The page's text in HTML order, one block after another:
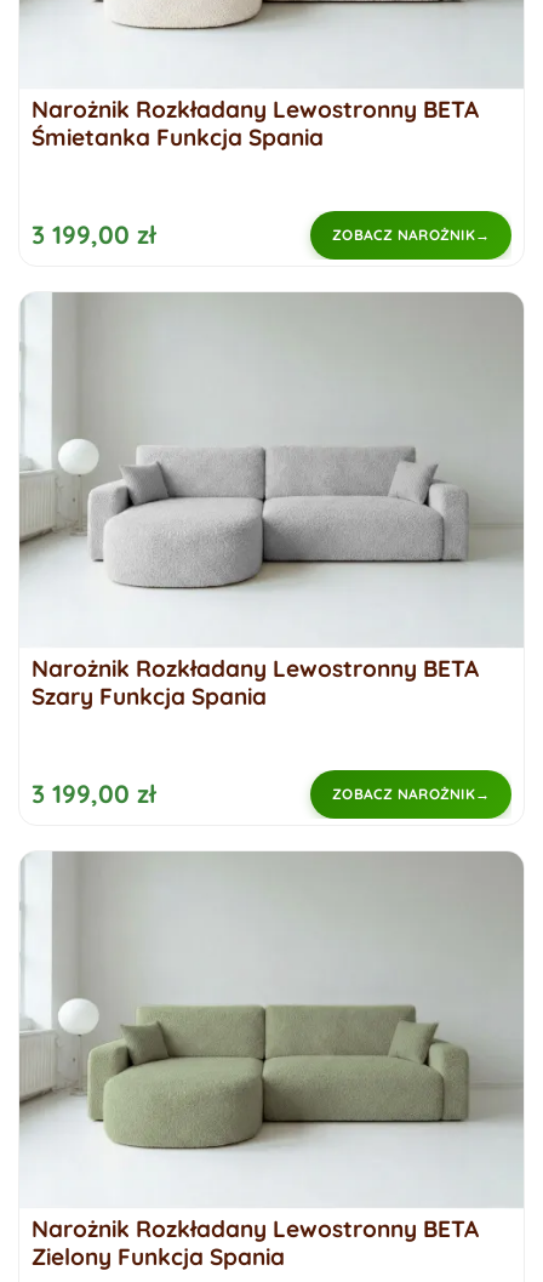
Narożnik Rozkładany Lewostronny BETA
Śmietanka Funkcja Spania
3 199,00 zł ZOBACZ NAROŻNIK
Narożnik Rozkładany Lewostronny BETA
Szary Funkcja Spania
3 199,00 zł ZOBACZ NAROŻNIK
Narożnik Rozkładany Lewostronny BETA
Zielony Funkcja Spania